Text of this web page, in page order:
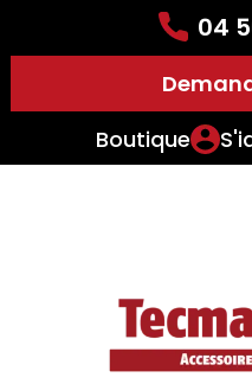
04
Boutique